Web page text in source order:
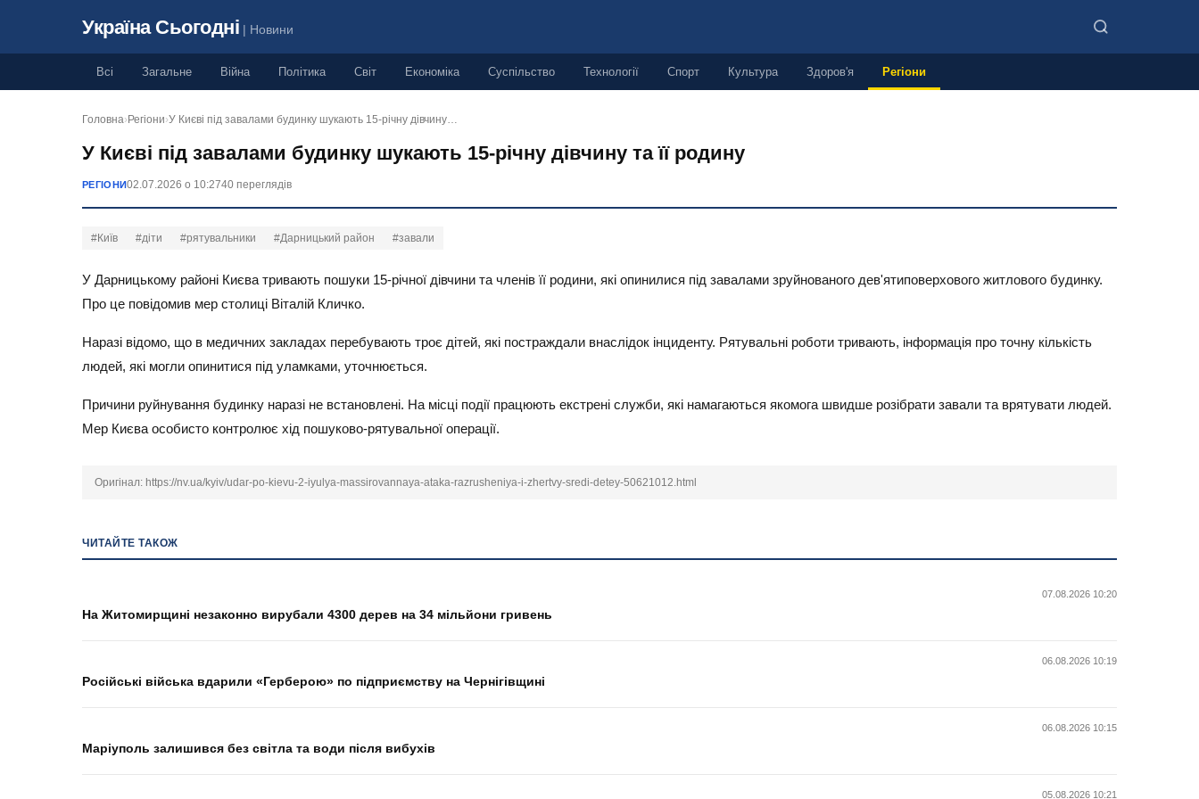
Україна Сьогодні | Новини
Всі Загальне Війна Політика Світ Економіка Суспільство Технології Спорт Культура Здоров'я Регіони
Головна› Регіони›У Києві під завалами будинку шукають 15-річну дівчину…
У Києві під завалами будинку шукають 15-річну дівчину та її родину
РЕГІОНИ02.07.2026 о 10:2740 переглядів
#Київ #діти #рятувальники #Дарницький район #завали
У Дарницькому районі Києва тривають пошуки 15-річної дівчини та членів її родини, які опинилися під завалами зруйнованого дев'ятиповерхового житлового будинку.
Про це повідомив мер столиці Віталій Кличко.
Наразі відомо, що в медичних закладах перебувають троє дітей, які постраждали внаслідок інциденту. Рятувальні роботи тривають, інформація про точну кількість
людей, які могли опинитися під уламками, уточнюється.
Причини руйнування будинку наразі не встановлені. На місці події працюють екстрені служби, які намагаються якомога швидше розібрати завали та врятувати людей.
Мер Києва особисто контролює хід пошуково-рятувальної операції.
Оригінал: https://nv.ua/kyiv/udar-po-kievu-2-iyulya-massirovannaya-ataka-razrusheniya-i-zhertvy-sredi-detey-50621012.html
ЧИТАЙТЕ ТАКОЖ
07.08.2026 10:20
На Житомирщині незаконно вирубали 4300 дерев на 34 мільйони гривень
06.08.2026 10:19
Російські війська вдарили «Герберою» по підприємству на Чернігівщині
06.08.2026 10:15
Маріуполь залишився без світла та води після вибухів
05.08.2026 10:21